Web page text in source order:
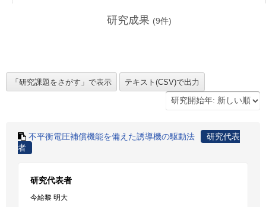
研究成果 (9件)
不平衡電圧補償機能を備えた誘導機の駆動法
研究代表
者
研究代表者
今給黎 明大